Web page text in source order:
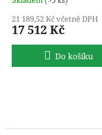
21 189,52 Kč včetně DPH
17 512 Kč
Do košíku